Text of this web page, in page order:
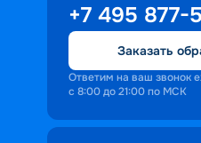
+7 495 877-
Заказать
Ответим на ваш звонок
с 8:00 до 21:00 по МСК